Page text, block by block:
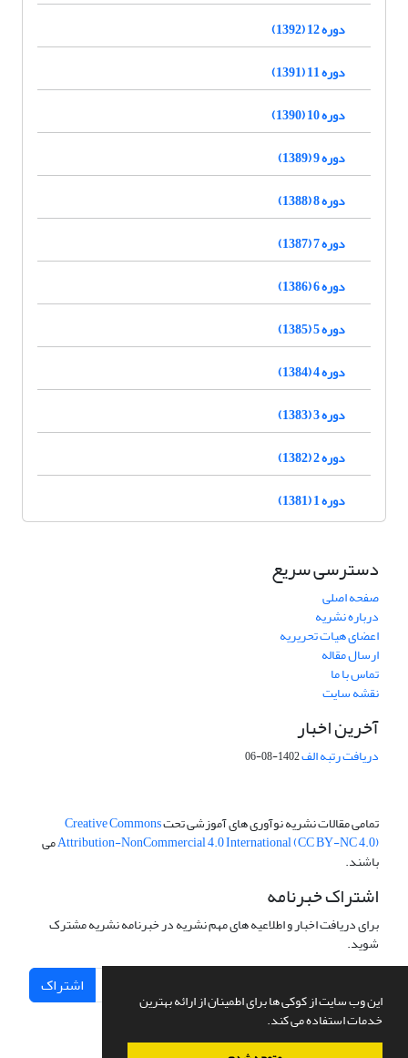
این وب سایت از کوکی ها برای اطمینان از ارائه بهترین
خدمات استفاده می کند.
دوره 12 (1392)
دوره 11 (1391)
دوره 10 (1390)
دوره 9 (1389)
دوره 8 (1388)
دوره 7 (1387)
دوره 6 (1386)
دوره 5 (1385)
دوره 4 (1384)
دوره 3 (1383)
دوره 2 (1382)
دوره 1 (1381)
دسترسی سریع
صفحه اصلی
درباره نشریه
اعضای هیات تحریریه
ارسال مقاله
تماس با ما
نقشه سایت
آخرین اخبار
دریافت رتبه الف1402-08-06
تمامی مقالات نشریه نوآوری های آموزشی تحتCreative Commons
Attribution-NonCommercial 4.0 International (CC BY-NC 4.0)می
باشند.
اشتراک خبرنامه
برای دریافت اخبار و اطلاعیه های مهم نشریه در خبرنامه نشریه مشترک
شوید.
اشتراک